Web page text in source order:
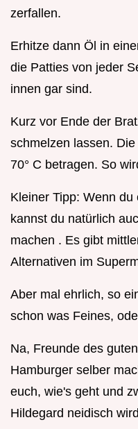
zerfallen.
Erhitze dann Öl in
die Patties von jeder
innen gar sind.
Kurz vor Ende der
schmelzen lassen.
70° C betragen. So
Kleiner Tipp: Wenn
kannst du natürlich
machen . Es gibt
Alternativen im
Aber mal ehrlich, so
schon was Feines,
Na, Freunde des
Hamburger selber
euch, wie's geht und
Hildegard neidisch